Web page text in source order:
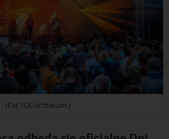
(Fot. ICK/archiwum.)